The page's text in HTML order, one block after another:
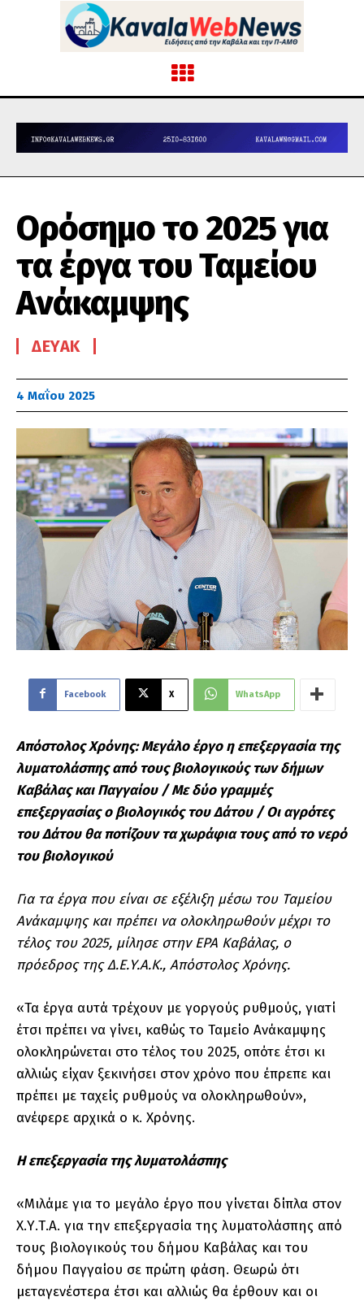
Ορόσημο το 2025 για
τα έργα του Ταμείου
Ανάκαμψης
ΔΕΥΑΚ
4 Μαΐου 2025
Facebook X WhatsApp
Απόστολος Χρόνης: Μεγάλο έργο η επεξεργασία της
λυματολάσπης από τους βιολογικούς των δήμων
Καβάλας και Παγγαίου / Με δύο γραμμές
επεξεργασίας ο βιολογικός του Δάτου / Οι αγρότες
του Δάτου θα ποτίζουν τα χωράφια τους από το νερό
του βιολογικού
Για τα έργα που είναι σε εξέλιξη μέσω του Ταμείου
Ανάκαμψης και πρέπει να ολοκληρωθούν μέχρι το
τέλος του 2025, μίλησε στην ΕΡΑ Καβάλας, ο
πρόεδρος της Δ.Ε.Υ.Α.Κ., Απόστολος Χρόνης.
«Τα έργα αυτά τρέχουν με γοργούς ρυθμούς, γιατί
έτσι πρέπει να γίνει, καθώς το Ταμείο Ανάκαμψης
ολοκληρώνεται στο τέλος του 2025, οπότε έτσι κι
αλλιώς είχαν ξεκινήσει στον χρόνο που έπρεπε και
πρέπει με ταχείς ρυθμούς να ολοκληρωθούν»,
ανέφερε αρχικά ο κ. Χρόνης.
Η επεξεργασία της λυματολάσπης
«Μιλάμε για το μεγάλο έργο που γίνεται δίπλα στον
Χ.Υ.Τ.Α. για την επεξεργασία της λυματολάσπης από
τους βιολογικούς του δήμου Καβάλας και του
δήμου Παγγαίου σε πρώτη φάση. Θεωρώ ότι
μεταγενέστερα έτσι και αλλιώς θα έρθουν και οι